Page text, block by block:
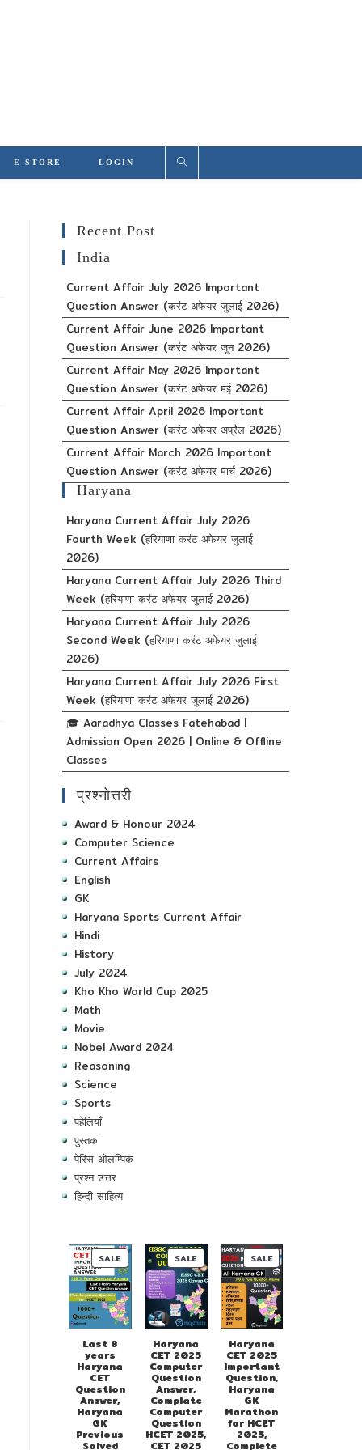
E-STORE LOGIN
Recent Post
India
Current Affair July 2026 Important
Question Answer (करंट अफेयर जुलाई 2026)
Current Affair June 2026 Important
Question Answer (करंट अफेयर जून 2026)
Current Affair May 2026 Important
Question Answer (करंट अफेयर मई 2026)
Current Affair April 2026 Important
Question Answer (करंट अफेयर अप्रैल 2026)
Current Affair March 2026 Important
Question Answer (करंट अफेयर मार्च 2026)
Haryana
Haryana Current Affair July 2026
Fourth Week (हरियाणा करंट अफेयर जुलाई
2026)
Haryana Current Affair July 2026 Third
Week (हरियाणा करंट अफेयर जुलाई 2026)
Haryana Current Affair July 2026
Second Week (हरियाणा करंट अफेयर जुलाई
2026)
Haryana Current Affair July 2026 First
Week (हरियाणा करंट अफेयर जुलाई 2026)
🎓 Aaradhya Classes Fatehabad |
Admission Open 2026 | Online & Offline
Classes
प्रश्नोत्तरी
Award & Honour 2024
Computer Science
Current Affairs
English
GK
Haryana Sports Current Affair
Hindi
History
July 2024
Kho Kho World Cup 2025
Math
Movie
Nobel Award 2024
Reasoning
Science
Sports
पहेलियाँ
पुस्तक
पेरिस ओलम्पिक
प्रश्न उत्तर
हिन्दी साहित्य
SALEPRODUCT
ON
SALE
Last 8
years
Haryana
CET
Question
Answer,
Haryana
GK
Previous
Solved
SALEPRODUCT
ON
SALE
Haryana
CET 2025
Computer
Question
Answer,
Complate
Computer
Question
HCET 2025,
CET 2025
SALEPRODUCT
ON
SALE
Haryana
CET 2025
Important
Question,
Haryana
GK
Marathon
for HCET
2025,
Complete